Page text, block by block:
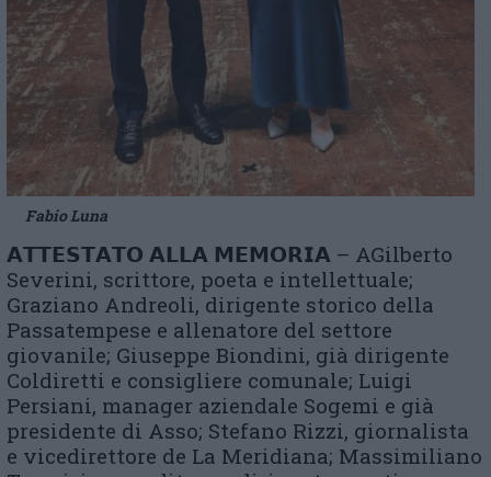
Fabio Luna
𝗔𝗧𝗧𝗘𝗦𝗧𝗔𝗧𝗢 𝗔𝗟𝗟𝗔 𝗠𝗘𝗠𝗢𝗥𝗜𝗔 – AGilberto
Severini, scrittore, poeta e intellettuale;
Graziano Andreoli, dirigente storico della
Passatempese e allenatore del settore
giovanile; Giuseppe Biondini, già dirigente
Coldiretti e consigliere comunale; Luigi
Persiani, manager aziendale Sogemi e già
presidente di Asso; Stefano Rizzi, giornalista
e vicedirettore de La Meridiana; Massimiliano